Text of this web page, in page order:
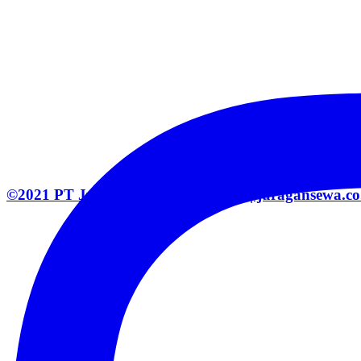
©2021 PT Juragan Mitra Solusindo |